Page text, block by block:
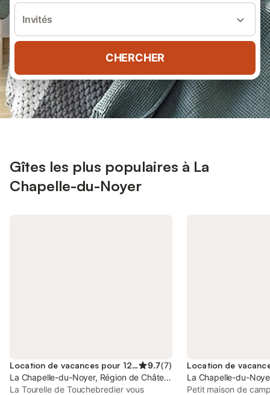
Invités
CHERCHER
Gîtes les plus populaires à La
Chapelle-du-Noyer
Location de vacances pour 12 personnes 9.7(7)
La Chapelle-du-Noyer, Région de Châteaudun
La Tourelle de Touchebredier vous
La Chapelle-du-
Petit maison de